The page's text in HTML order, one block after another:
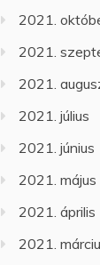
2021.
2021.
2021.
2021. július
2021. június
2021. május
2021. április
2021.